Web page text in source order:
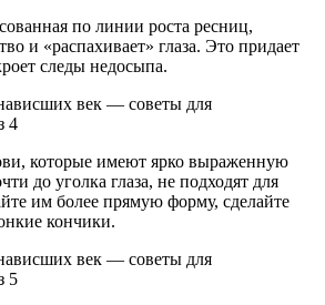
по линии роста ресниц,
и «распахивает» глаза. Это придает
следы недосыпа.
которые имеют ярко выраженную
до уголка глаза, не подходят для
им более прямую форму, сделайте
кончики.